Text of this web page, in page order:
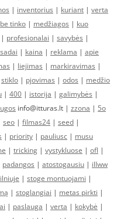
| inventorius | kuriant | verta
be tinko | medžiagos | kuo
| profesionalai | savybės |
| kaina | reklama | apie
| liejimas | markiravimas |
stiklo | pjovimas | odos | medžio
| 400 | istorija | galimybės |
info@itturas.lt | zzona | 5o
seo | filmas24 | seed |
| priority | pauliusc | musu
| tricking | vystykluose | ofl |
padangos | atostogausiu | illww
| stoge montuojami |
| stoglangiai | metas pirkti |
| paslauga | verta | kokybė |